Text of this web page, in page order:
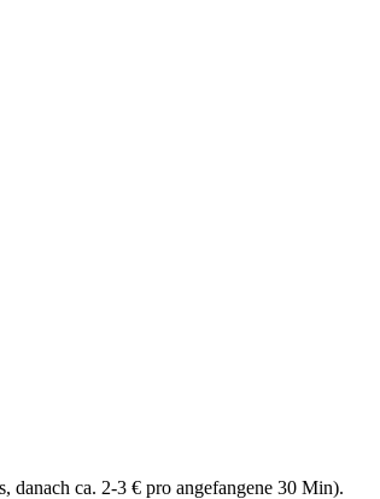
danach ca. 2-3 € pro angefangene 30 Min).